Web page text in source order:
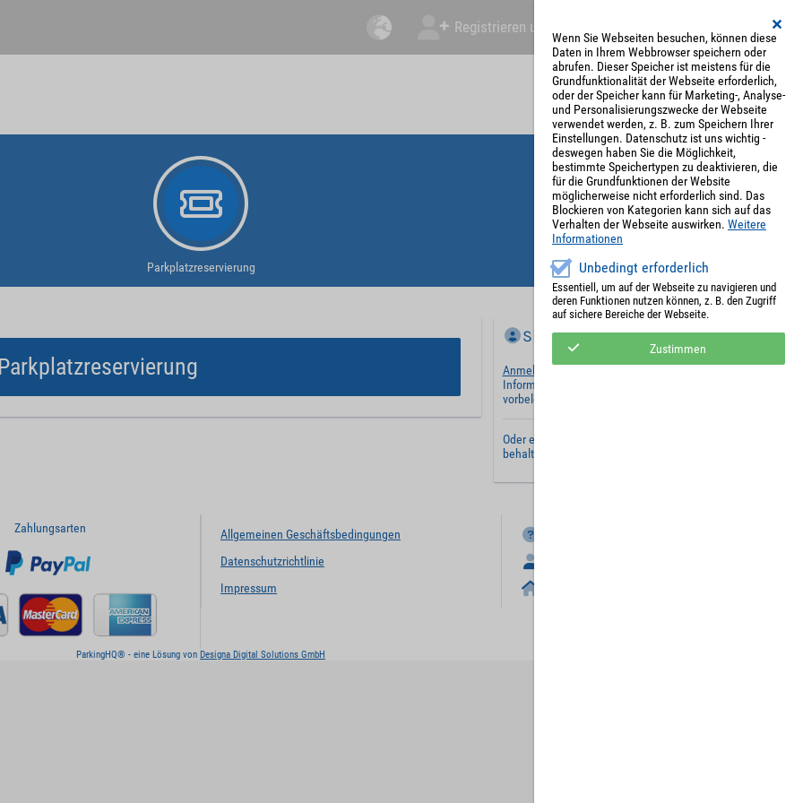
Registrieren und Angebot abgeben Mein Account
Parkplatzreservierung
Sie haben bereits ein Konto?
Anmelden
Informationen mit Ihren Standardwerten
vorbelegen.
Oder erstellen Sie ein
behalten Sie Ihre Einstellungen für später.
Zahlungsarten
Allgemeinen Geschäftsbedingungen
Datenschutzrichtlinie
Impressum
ParkingHQ® - eine Lösung von Designa Digital Solutions GmbH
Wenn Sie Webseiten besuchen, können diese
Daten in Ihrem Webbrowser speichern oder
abrufen. Dieser Speicher ist meistens für die
Grundfunktionalität der Webseite erforderlich,
oder der Speicher kann für Marketing-, Analyse-
und Personalisierungszwecke der Webseite
verwendet werden, z. B. zum Speichern Ihrer
Einstellungen. Datenschutz ist uns wichtig -
deswegen haben Sie die Möglichkeit,
bestimmte Speichertypen zu deaktivieren, die
für die Grundfunktionen der Website
möglicherweise nicht erforderlich sind. Das
Blockieren von Kategorien kann sich auf das
Verhalten der Webseite auswirken. Weitere
Informationen
Unbedingt erforderlich
Essentiell, um auf der Webseite zu navigieren und
deren Funktionen nutzen können, z. B. den Zugriff
auf sichere Bereiche der Webseite.
Zustimmen